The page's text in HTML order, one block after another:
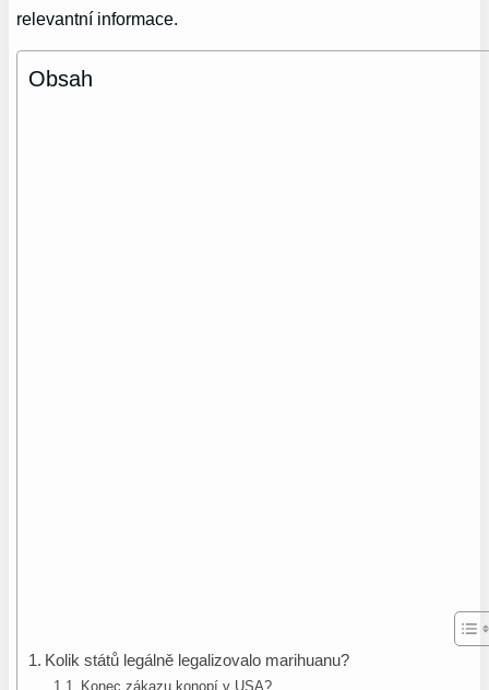
relevantní informace.
Obsah
Kolik států legálně legalizovalo marihuanu?
Konec zákazu konopí v USA?